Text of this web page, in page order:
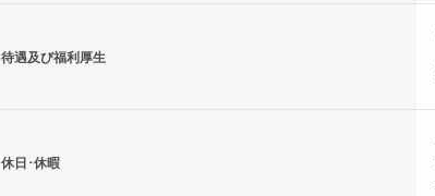
待遇及び福利厚生
休日･休暇